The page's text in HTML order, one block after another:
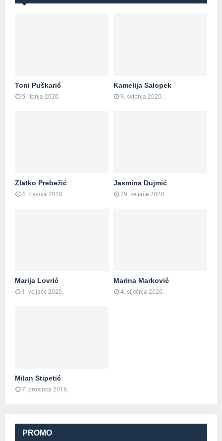
Toni Puškarić
5. lipnja 2020.
Kamelija Salopek
9. svibnja 2020.
Zlatko Prebežić
4. travnja 2020.
Jasmina Dujmić
29. veljače 2020.
Marija Lovrić
1. veljače 2020.
Marina Marković
4. siječnja 2020.
Milan Stipetić
7. prosinca 2019.
PROMO